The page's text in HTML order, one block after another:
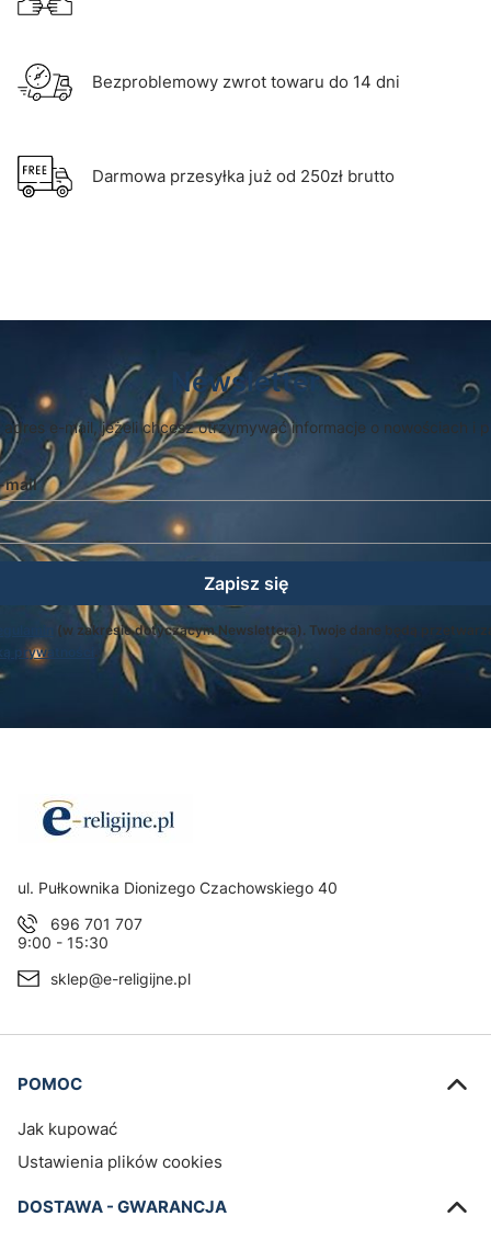
Bezproblemowy zwrot towaru do 14 dni
Darmowa przesyłka już od 250zł brutto
Newsletter
adres e-mail, jeżeli chcesz otrzymywać informacje o nowościach i
mail
Zapisz się
(w zakresie dotyczącym Newslettera). Twoje dane będą
prywatności
Adres:
ul. Pułkownika Dionizego Czachowskiego 40
696 701 707
9:00 - 15:30
sklep@e-religijne.pl
Linki w stopce
POMOC
Jak kupować
Ustawienia plików cookies
DOSTAWA - GWARANCJA